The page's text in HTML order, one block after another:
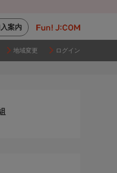
案内
地域変更 ログイン